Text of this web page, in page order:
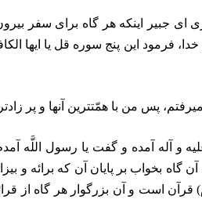
جبير اينكه هر گاه براى سفر
اين پنج سوره قل يا ايها
پس من با همّت‏ترين آنها و پر
و آله آمده و گفت يا رسول اللَّه
آن گاه بخواب بر پايان آن كه
قرآن است و آن بزرگوار هر گاه از